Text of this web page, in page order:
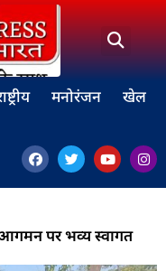
मनोरंजन खेल
आगमन पर भव्य स्वागत